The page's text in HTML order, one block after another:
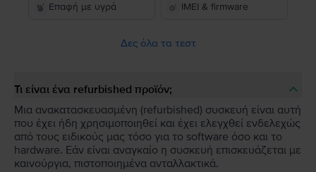
Επαφή με υγρά
IMEI & firmware
Δες όλα τα τεστ
Τι είναι ένα refurbished προϊόν;
Μια ανακατασκευασμένη (refurbished) συσκευή είναι αυτή
που έχει ήδη χρησιμοποιηθεί και έχει ελεγχθεί ενδελεχώς
από τους ειδικούς μας τόσο για το software όσο και το
hardware. Εάν είναι αναγκαίο η συσκευή επισκευάζεται με
καινούργια, πιστοποιημένα ανταλλακτικά.